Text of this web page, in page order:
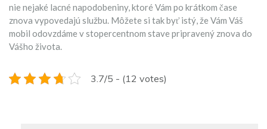
nie nejaké lacné napodobeniny, ktoré Vám po krátkom čase
znova vypovedajú službu. Môžete si tak byť istý, že Vám Váš
mobil odovzdáme v stopercentnom stave pripravený znova do
Vášho života.
3.7/5 - (12 votes)